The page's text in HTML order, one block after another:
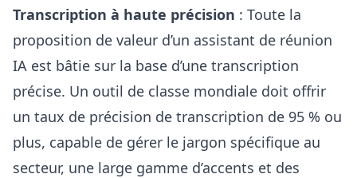
Transcription à haute précision : Toute la
proposition de valeur d’un assistant de réunion
IA est bâtie sur la base d’une transcription
précise. Un outil de classe mondiale doit offrir
un taux de précision de transcription de 95 % ou
plus, capable de gérer le jargon spécifique au
secteur, une large gamme d’accents et des